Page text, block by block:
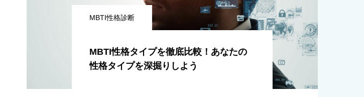
MBTI性格診断
MBTI性格タイプを徹底比較！あなたの
性格タイプを深掘りしよう